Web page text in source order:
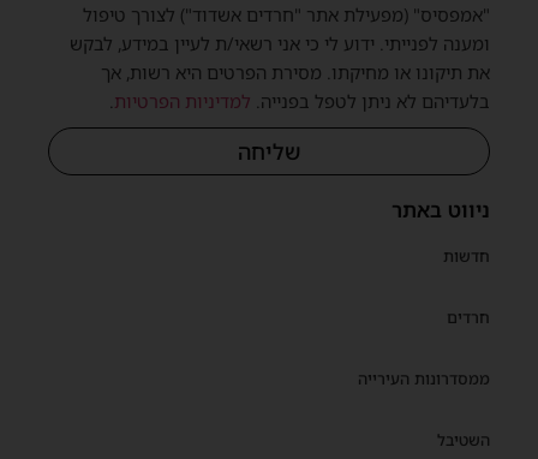
ניווט באתר
חדשות
חרדים
ממסדרונות העירייה
השטיבל
"אמפסיס" (מפעילת אתר "חרדים אשדוד") לצורך טיפול
ומענה לפנייתי. ידוע לי כי אני רשאי/ת לעיין במידע, לבקש
את תיקונו או מחיקתו. מסירת הפרטים היא רשות, אך
בלעדיהם לא ניתן לטפל בפנייה. למדיניות הפרטיות
שליחה